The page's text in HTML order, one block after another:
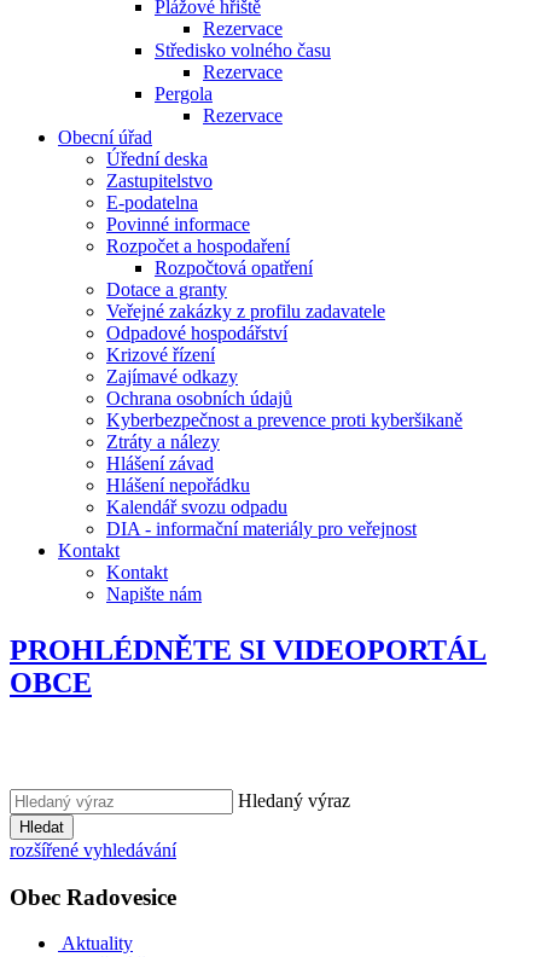
Plážové hřiště
Rezervace
Středisko volného času
Rezervace
Pergola
Rezervace
Obecní úřad
Úřední deska
Zastupitelstvo
E-podatelna
Povinné informace
Rozpočet a hospodaření
Rozpočtová opatření
Dotace a granty
Veřejné zakázky z profilu zadavatele
Odpadové hospodářství
Krizové řízení
Zajímavé odkazy
Ochrana osobních údajů
Kyberbezpečnost a prevence proti kyberšikaně
Ztráty a nálezy
Hlášení závad
Hlášení nepořádku
Kalendář svozu odpadu
DIA - informační materiály pro veřejnost
Kontakt
Kontakt
Napište nám
PROHLÉDNĚTE SI VIDEOPORTÁL
OBCE
Hledaný výraz
Hledat
rozšířené vyhledávání
Obec Radovesice
Aktuality